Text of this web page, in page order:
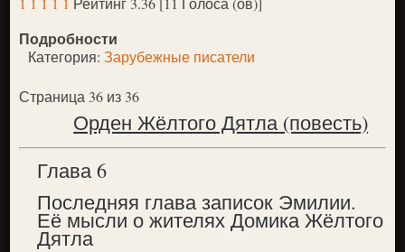
Новое
Популярное
Подробности
Категория:Зарубежные писатели
Страница 36 из 36
Орден Жёлтого Дятла (повесть)
Глава 6
Последняя глава записок Эмилии.
Её мысли о жителях Домика Жёлтого
Дятла